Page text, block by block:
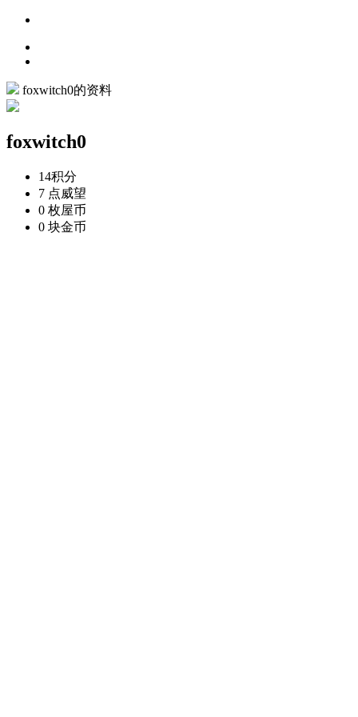
foxwitch0的资料
foxwitch0
14积分
7 点威望
0 枚屋币
0 块金币